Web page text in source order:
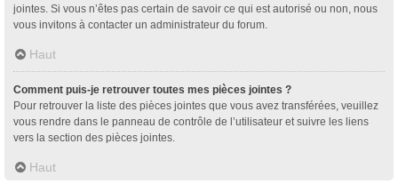
jointes. Si vous n’êtes pas certain de savoir ce qui est autorisé ou non, nous
vous invitons à contacter un administrateur du forum.
Haut
Comment puis-je retrouver toutes mes pièces jointes ?
Pour retrouver la liste des pièces jointes que vous avez transférées, veuillez
vous rendre dans le panneau de contrôle de l’utilisateur et suivre les liens
vers la section des pièces jointes.
Haut